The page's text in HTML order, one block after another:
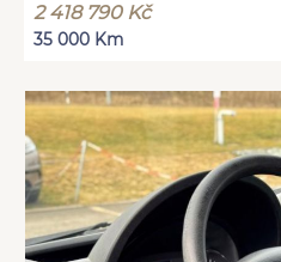
2 418 790 Kč
35 000 Km